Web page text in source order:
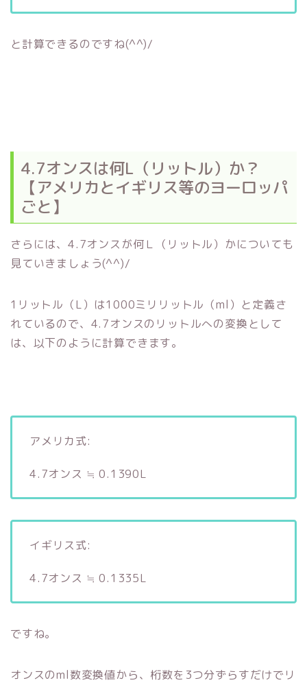
と計算できるのですね(^^)/
4.7オンスは何L（リットル）か？
【アメリカとイギリス等のヨーロッパ
ごと】
さらには、4.7オンスが何Ｌ（リットル）かについても
見ていきましょう(^^)/
1リットル（L）は1000ミリリットル（ml）と定義さ
れているので、4.7オンスのリットルへの変換として
は、以下のように計算できます。
アメリカ式:
4.7オンス ≒ 0.1390L
イギリス式:
4.7オンス ≒ 0.1335L
ですね。
オンスのml数変換値から、桁数を3つ分ずらすだけでリ